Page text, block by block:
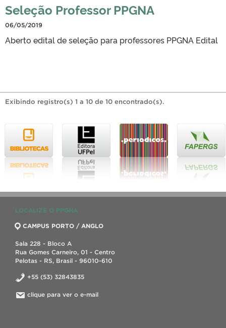
Seleção Professor PPGNA
06/05/2019
Aberto edital de seleção para professores PPGNA Edital
Exibindo registro(s) 1 a 10 de 10 encontrado(s).
LOCALIZE O PPGNA
CAMPUS PORTO / ANGLO
Sala 228 - Bloco A
Rua Gomes Carneiro, 01 - Centro
Pelotas - RS, Brasil - 96010-610
+55 (53) 32843835
clique para ver o e-mail